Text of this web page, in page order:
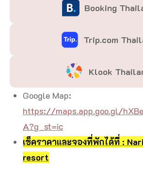
Booking
Trip.com
Klook
Google Map:
https://maps.app.goo.gl/
A?g_st=ic
เช็คราคาและจองที่พักได้ที่ :
resort